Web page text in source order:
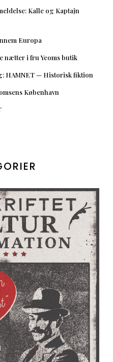
Kalle og Kaptajn
Europa
nætter i fru Yeoms butik
HAMNET — Historisk fiktion
København